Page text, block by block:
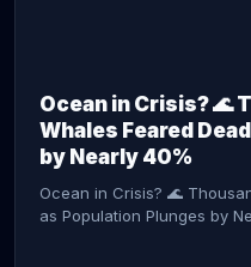
Ocean in Crisis? 🌊
Whales Feared
by Nearly 40%
Ocean in Crisis? 🌊
as Population Plunges by